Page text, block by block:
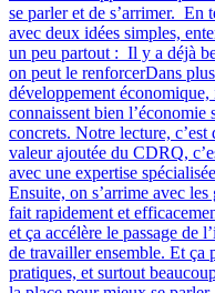
se parler et de s’arrimer. En
avec deux idées simples,
un peu partout : Il y a déjà
on peut le renforcerDans
développement
connaissent bien l’économie
concrets. Notre lecture,
valeur ajoutée du CDRQ,
avec une expertise
Ensuite, on s’arrime avec
fait rapidement et
et ça accélère le passage de
de travailler ensemble. Et ça
pratiques, et surtout